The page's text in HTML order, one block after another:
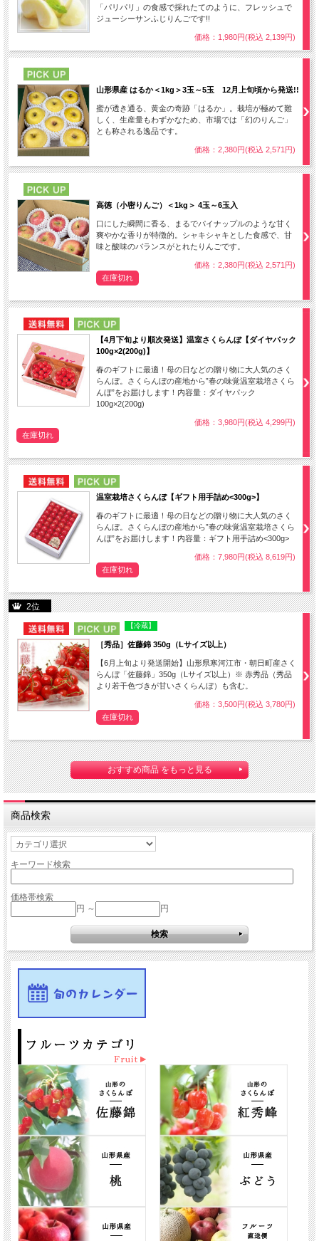
「パリパリ」の食感で採れたてのように、フレッシュで
ジューシーサンふじりんごです!!
価格：1,980円(税込 2,139円)
山形県産 はるか＜1kg＞3玉～5玉 12月上旬頃から発送!!
蜜が透き通る、黄金の奇跡「はるか」。栽培が極めて難
しく、生産量もわずかなため、市場では「幻のりんご」
とも称される逸品です。
価格：2,380円(税込 2,571円)
高徳（小密りんご）＜1kg＞ 4玉～6玉入
口にした瞬間に香る、まるでパイナップルのような甘く
爽やかな香りが特徴的。シャキシャキとした食感で、甘
味と酸味のバランスがとれたりんごです。
価格：2,380円(税込 2,571円)
在庫切れ
NEW
【4月下旬より順次発送】温室さくらんぼ【ダイヤパック
100g×2(200g)】
春のギフトに最適！母の日などの贈り物に大人気のさく
らんぼ。さくらんぼの産地から”春の味覚温室栽培さくら
んぼ”をお届けします！内容量：ダイヤパック
100g×2(200g)
価格：3,980円(税込 4,299円)
在庫切れ
NEW
温室栽培さくらんぼ【ギフト用手詰め<300g>】
春のギフトに最適！母の日などの贈り物に大人気のさく
らんぼ。さくらんぼの産地から”春の味覚温室栽培さくら
んぼ”をお届けします！内容量：ギフト用手詰め<300g>
価格：7,980円(税込 8,619円)
在庫切れ
2位
NEW PICK UP
【冷蔵】
［秀品］佐藤錦 350g（Lサイズ以上）
【6月上旬より発送開始】山形県寒河江市・朝日町産さく
らんぼ「佐藤錦」350g（Lサイズ以上）※ 赤秀品（秀品
より若干色づきが甘いさくらんぼ）も含む。
価格：3,500円(税込 3,780円)
在庫切れ
おすすめ商品 をもっと見る
商品検索
キーワード検索
価格帯検索
円 ～
円